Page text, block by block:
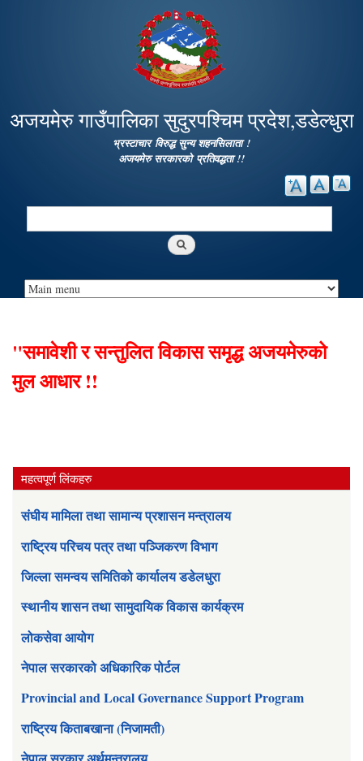
main
content
अजयमेरु गाउँपालिका सुदुरपश्चिम प्रदेश,डडेल्धुरा
भ्रस्टाचार विरुद्ध सुन्य शहनसिलाता !
अजयमेरु सरकारको प्रतिवद्धता !!
Search
"समावेशी र सन्तुलित विकास समृद्ध अजयमेरुको
मुल आधार !!
महत्वपूर्ण लिंकहरु
संघीय मामिला तथा सामान्य प्रशासन मन्त्रालय
राष्ट्रिय परिचय पत्र तथा पञ्जिकरण विभाग
जिल्ला समन्वय समितिको कार्यालय डडेलधुरा
स्थानीय शासन तथा सामुदायिक विकास कार्यक्रम
लोकसेवा आयोग
नेपाल सरकारको अधिकारिक पोर्टल
Provincial and Local Governance Support Program
राष्ट्रिय किताबखाना (निजामती)